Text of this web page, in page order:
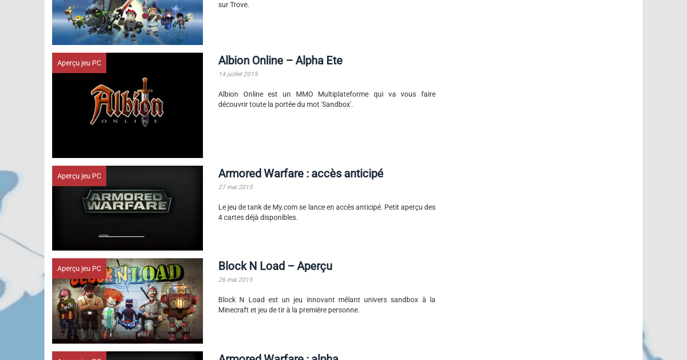
sur Trove.
Aperçu jeu PC Albion Online – Alpha Ete
14 juillet 2015
Albion Online est un MMO Multiplateforme qui va vous faire
découvrir toute la portée du mot 'Sandbox'.
Aperçu jeu PC Armored Warfare : accès anticipé
27 mai 2015
Le jeu de tank de My.com se lance en accès anticipé. Petit aperçu des
4 cartes déjà disponibles.
Aperçu jeu PC Block N Load – Aperçu
26 mai 2015
Block N Load est un jeu innovant mêlant univers sandbox à la
Minecraft et jeu de tir à la première personne.